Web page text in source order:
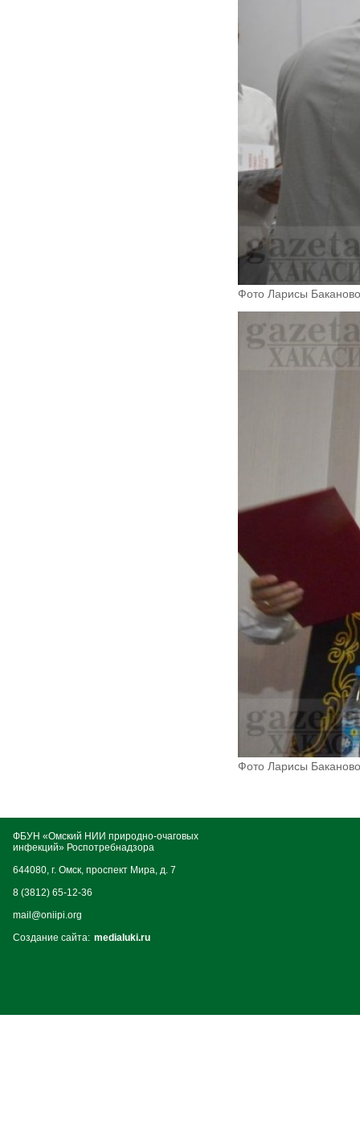
Фото Ларисы
Фото Ларисы
ФБУН «Омский НИИ природно-очаговых
инфекций» Роспотребнадзора
644080, г. Омск, проспект Мира, д. 7
8 (3812) 65-12-36
mail@oniipi.org
Создание сайта: medialuki.ru